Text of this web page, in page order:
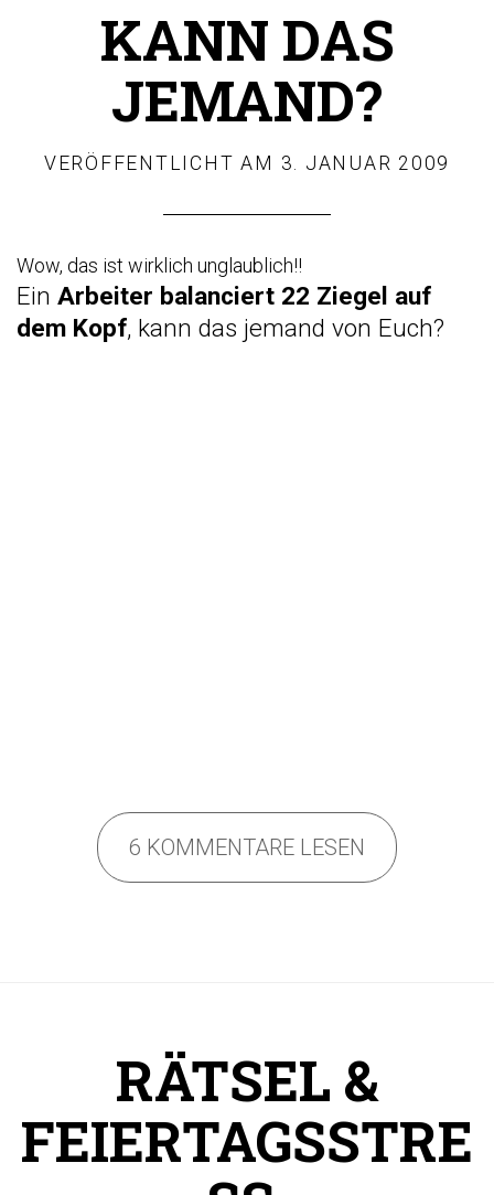
KANN DAS
JEMAND?
VERÖFFENTLICHT AM 3. JANUAR 2009
Wow, das ist wirklich unglaublich!!
Ein Arbeiter balanciert 22 Ziegel auf
dem Kopf, kann das jemand von Euch?
6 KOMMENTARE LESEN
RÄTSEL &
FEIERTAGSSTRE